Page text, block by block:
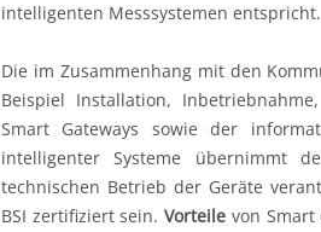
intelligenten Messsystemen entspricht.
Die im Zusammenhang mit den
Beispiel Installation,
Smart Gateways sowie der
intelligenter Systeme übernimmt
technischen Betrieb der Geräte
BSI zertifiziert sein.Vorteile von